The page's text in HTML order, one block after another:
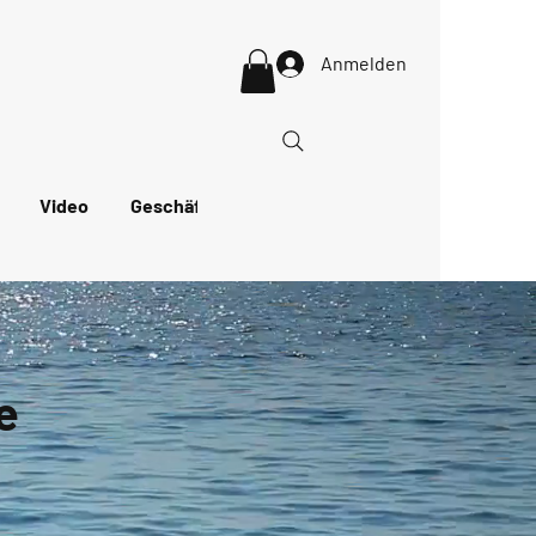
Video Geschäft
Anmelden